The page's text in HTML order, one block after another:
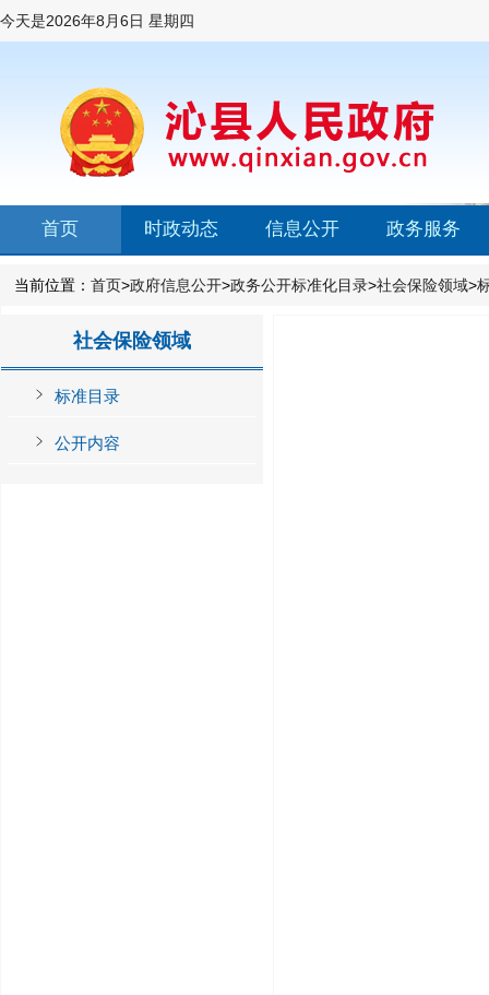
今天是2026年8月6日 星期四
首页 时政动态 信息公开 政务服务
当前位置： 首页>政府信息公开>政务公开标准化目录>社会保险领域>
社会保险领域
标准目录
公开内容